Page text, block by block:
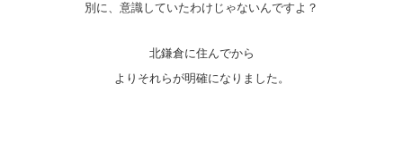
別に、意識していたわけじゃないんですよ？
北鎌倉に住んでから
よりそれらが明確になりました。